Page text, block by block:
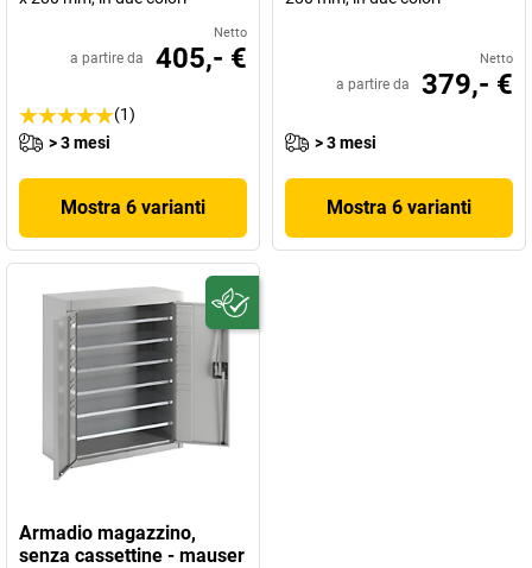
Netto
a partire da 405,- €
(1)
> 3 mesi
Mostra 6 varianti
Netto
a partire da 379,- €
> 3 mesi
Mostra 6 varianti
Armadio magazzino,
senza cassettine - mauser